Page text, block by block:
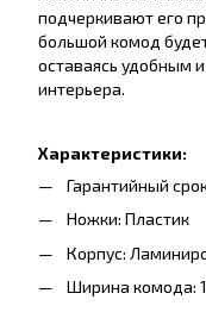
подчеркивают его
большой комод
оставаясь удобным
интерьера.
Характеристики:
Гарантийный
Ножки: Пластик
Корпус:
Ширина комода: